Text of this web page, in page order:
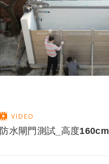
VIDEO
防水閘門測試_高度160cm